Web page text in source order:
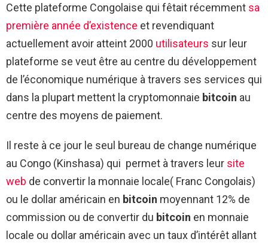
Cette plateforme Congolaise qui fêtait récemment sa
première année d’existence et revendiquant
actuellement avoir atteint 2000 utilisateurs sur leur
plateforme se veut être au centre du développement
de l’économique numérique à travers ses services qui
dans la plupart mettent la cryptomonnaie bitcoin au
centre des moyens de paiement.
Il reste à ce jour le seul bureau de change numérique
au Congo (Kinshasa) qui permet à travers leur site
web de convertir la monnaie locale( Franc Congolais)
ou le dollar américain en bitcoin moyennant 12% de
commission ou de convertir du bitcoin en monnaie
locale ou dollar américain avec un taux d’intérêt allant